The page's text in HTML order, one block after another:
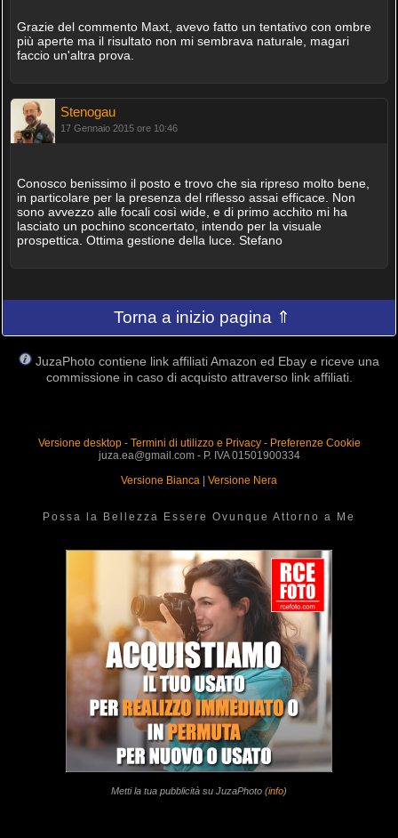
Grazie del commento Maxt, avevo fatto un tentativo con ombre
più aperte ma il risultato non mi sembrava naturale, magari
faccio un'altra prova.
Stenogau
17 Gennaio 2015 ore 10:46
Conosco benissimo il posto e trovo che sia ripreso molto bene,
in particolare per la presenza del riflesso assai efficace. Non
sono avvezzo alle focali così wide, e di primo acchito mi ha
lasciato un pochino sconcertato, intendo per la visuale
prospettica. Ottima gestione della luce. Stefano
Torna a inizio pagina ⇑
JuzaPhoto contiene link affiliati Amazon ed Ebay e riceve una
commissione in caso di acquisto attraverso link affiliati.
Versione desktop- Termini di utilizzo e Privacy- Preferenze Cookie
juza.ea@gmail.com - P. IVA 01501900334
Versione Bianca
Versione Nera
Possa la Bellezza Essere Ovunque Attorno a Me
Metti la tua pubblicità su JuzaPhoto (info)